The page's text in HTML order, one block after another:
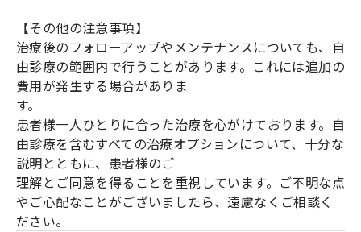
【その他の注意事項】
治療後のフォローアップやメンテナンスについても、自
由診療の範囲内で行うことがあります。これには追加の
費用が発生する場合がありま
す。
患者様一人ひとりに合った治療を心がけております。自
由診療を含むすべての治療オプションについて、十分な
説明とともに、患者様のご
理解とご同意を得ることを重視しています。ご不明な点
やご心配なことがございましたら、遠慮なくご相談く
ださい。